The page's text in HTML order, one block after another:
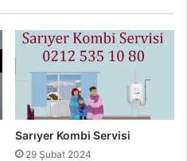
Sarıyer Kombi Servisi
29 Şubat 2024